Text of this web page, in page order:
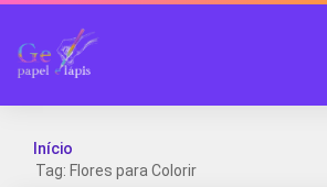
Início
Tag: Flores para Colorir